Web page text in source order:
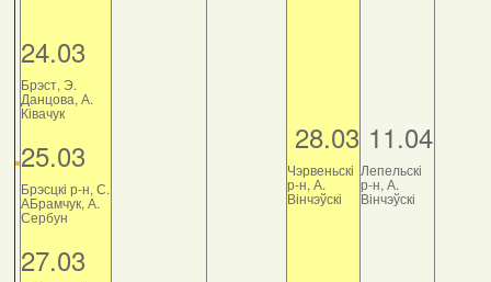
24.03
Брэст, Э.
Данцова, А.
Ківачук
25.03
Брэсцкі р-н, С.
АБрамчук, А.
Сербун
27.03
28.03
Чэрвеньскі
р-н, А.
Вінчэўскі
11.04
Лепельскі
р-н, А.
Вінчэўскі